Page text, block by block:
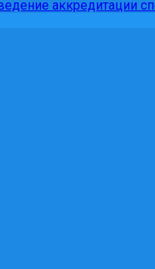
аккредитации